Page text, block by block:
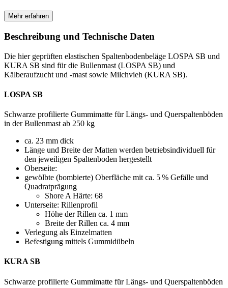
Mehr erfahren
Beschreibung und Technische Daten
Die hier geprüften elastischen Spaltenbodenbeläge LOSPA SB und
KURA SB sind für die Bullenmast (LOSPA SB) und
Kälberaufzucht und -mast sowie Milchvieh (KURA SB).
LOSPA SB
Schwarze profilierte Gummimatte für Längs- und Querspaltenböden
in der Bullenmast ab 250 kg
ca. 23 mm dick
Länge und Breite der Matten werden betriebsindivi­duell für
den jeweiligen Spaltenboden hergestellt
Oberseite:
gewölbte (bombierte) Ober­fläche mit ca. 5 % Gefälle und
Quadratprägung
Shore A Härte: 68
Unterseite: Rillenprofil
Höhe der Rillen ca. 1 mm
Breite der Rillen ca. 4 mm
Verlegung als Einzelmatten
Befestigung mittels Gummidübeln
KURA SB
Schwarze profilierte Gummimatte für Längs- und Querspaltenböden